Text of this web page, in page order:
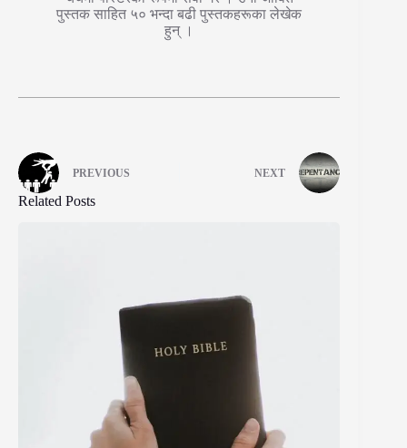
पुस्तक साहित ५० भन्दा बढी पुस्तकहरूका लेखेक
हुन् ।
PREVIOUS NEXT
Related Posts